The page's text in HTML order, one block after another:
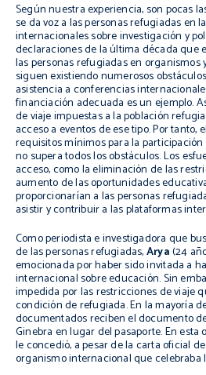
Según nuestra experiencia, son pocas
se da voz a las personas refugiadas en
internacionales sobre investigación y
declaraciones de la última década que
las personas refugiadas en organismos
siguen existiendo numerosos
asistencia a conferencias
financiación adecuada es un ejemplo.
de viaje impuestas a la población
acceso a eventos de ese tipo. Por
requisitos mínimos para la
no supera todos los obstáculos. Los
acceso, como la eliminación de las
aumento de las oportunidades
proporcionarían a las personas
asistir y contribuir a las plataformas
Como periodista e investigadora que
de las personas refugiadas,Arya(24
emocionada por haber sido invitada a
internacional sobre educación. Sin
impedida por las restricciones de viaje
condición de refugiada. En la mayoría
documentados reciben el documento
Ginebra en lugar del pasaporte. En esta
le concedió, a pesar de la carta oficial
organismo internacional que celebraba